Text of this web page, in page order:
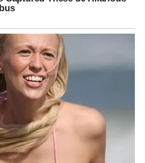
stalo. Ako osećate da dolazi
– to je zato što je došla da vas
uništi. Ključ je u iskrenosti. U tome
ali želim.” Jer to je prava hrabrost.
ISTINA KOJA
da se pravite da ne vidite